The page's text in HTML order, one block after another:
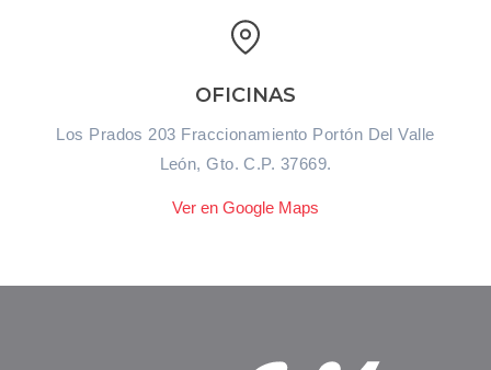
OFICINAS
Los Prados 203 Fraccionamiento Portón Del Valle
León, Gto. C.P. 37669.
Ver en Google Maps